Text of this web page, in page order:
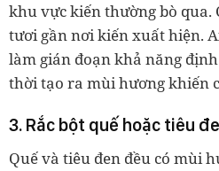
khu vực kiến thường bò qua.
tươi gần nơi kiến xuất hiện.
làm gián đoạn khả năng
thời tạo ra mùi hương khiến
3. Rắc bột quế hoặc tiêu
Quế và tiêu đen đều có mùi